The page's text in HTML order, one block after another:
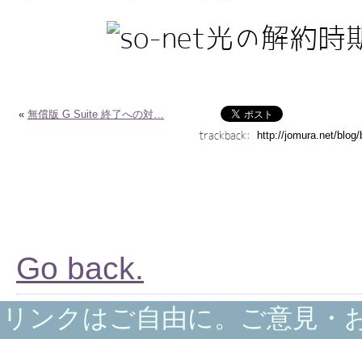
« 無償版 G Suite 終了への対…
trackback:
Go back.
リンクはご自由に。ご意見・